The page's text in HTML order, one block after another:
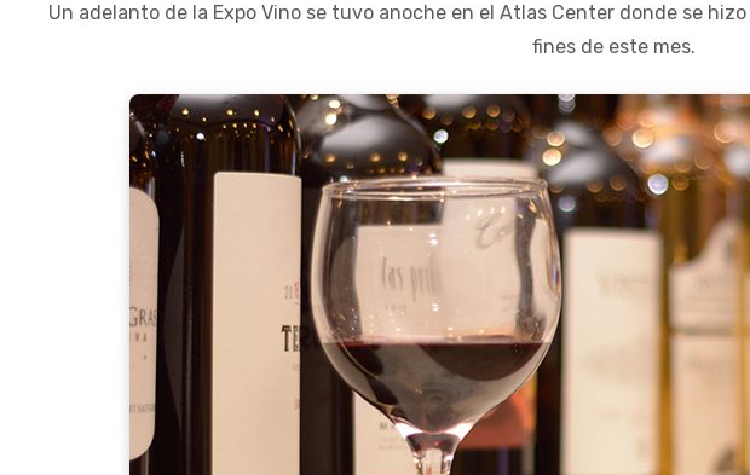
Un adelanto de la Expo Vino se tuvo anoche en el Atlas Center donde se
fines de este mes.